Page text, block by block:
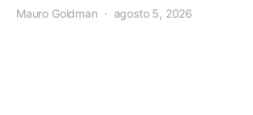
Mauro Goldman agosto 5, 2026